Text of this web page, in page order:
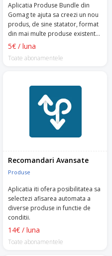
Aplicatia Produse Bundle din
Gomag te ajuta sa creezi un nou
produs, de sine statator, format
din mai multe produse existente
in magazinul tau.
5€ / luna
Toate abonamentele
Recomandari Avansate
Produse
Aplicatia iti ofera posibilitatea sa
selectezi afisarea automata a
diverse produse in functie de
conditii.
14€ / luna
Toate abonamentele